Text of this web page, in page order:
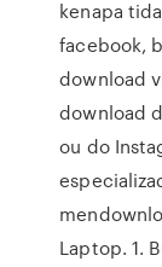
kenapa
facebook,
download
download
ou do
Laptop. 1.